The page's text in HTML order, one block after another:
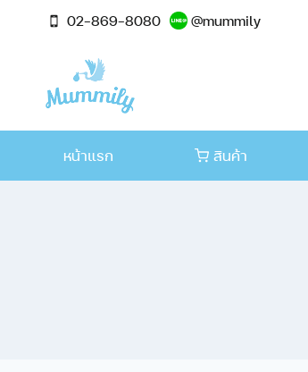
02-869-8080 @mummily
หน้าแรก สินค้า